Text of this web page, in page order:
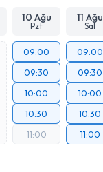
10 Ağu
Pzt
11 Ağu
Sal
09:00
09:30
10:00
10:30
11:00
09:00
09:30
10:00
10:30
11:00